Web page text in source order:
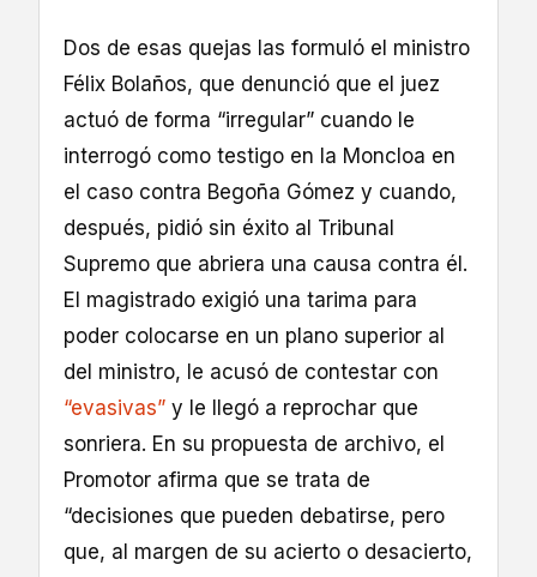
Dos de esas quejas las formuló el ministro
Félix Bolaños, que denunció que el juez
actuó de forma “irregular” cuando le
interrogó como testigo en la Moncloa en
el caso contra Begoña Gómez y cuando,
después, pidió sin éxito al Tribunal
Supremo que abriera una causa contra él.
El magistrado exigió una tarima para
poder colocarse en un plano superior al
del ministro, le acusó de contestar con
“evasivas” y le llegó a reprochar que
sonriera. En su propuesta de archivo, el
Promotor afirma que se trata de
“decisiones que pueden debatirse, pero
que, al margen de su acierto o desacierto,